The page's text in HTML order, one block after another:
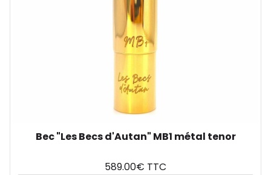
Bec "Les Becs d'Autan" MB1 métal tenor
589.00€ TTC